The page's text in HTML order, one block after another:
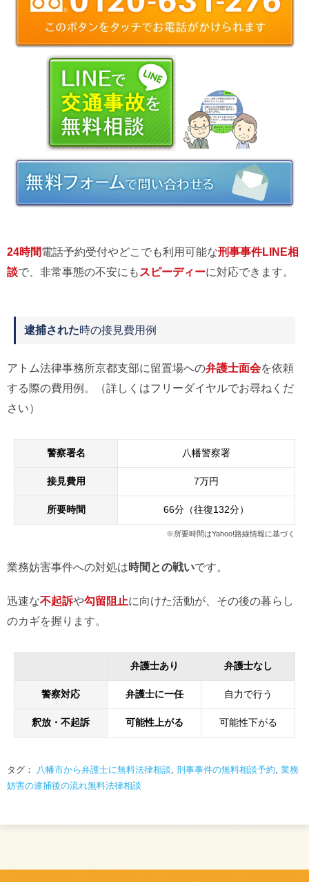
24時間電話予約受付やどこでも利用可能な刑事事件LINE相
談で、非常事態の不安にも スピーディーに対応できます。
逮捕された時の接見費用例
アトム法律事務所京都支部に留置場への弁護士面会を依頼
する際の費用例。（詳しくはフリーダイヤルでお尋ねくだ
さい）
警察署名 八幡警察署
接見費用 7万円
所要時間 66分（往復132分）
※所要時間はYahoo!路線情報に基づく
業務妨害事件への対処は時間との戦いです。
迅速な不起訴や勾留阻止に向けた活動が、その後の暮らし
のカギを握ります。
弁護士あり 弁護士なし
警察対応 弁護士に一任 自力で行う
釈放・不起訴 可能性上がる 可能性下がる
タグ： 八幡市から弁護士に無料法律相談, 刑事事件の無料相談予約, 業務
妨害の逮捕後の流れ無料法律相談